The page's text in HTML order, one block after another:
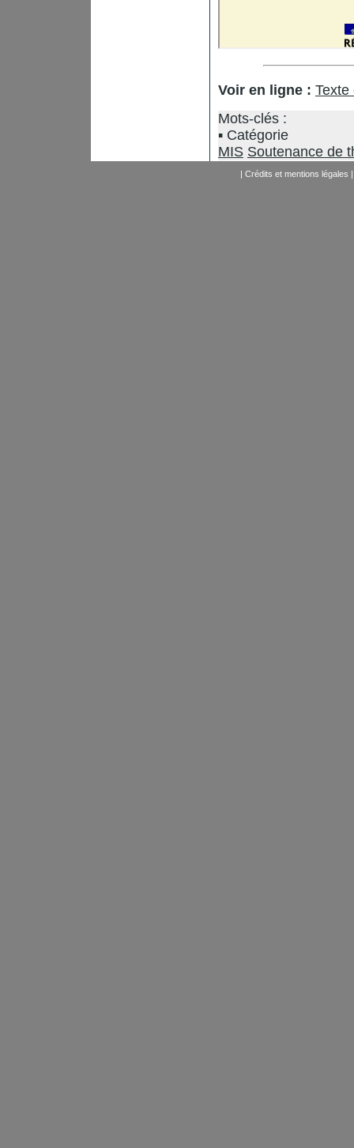
Voir en ligne : Texte
Mots-clés :
Catégorie
MIS Soutenance de
| Crédits et mentions légales